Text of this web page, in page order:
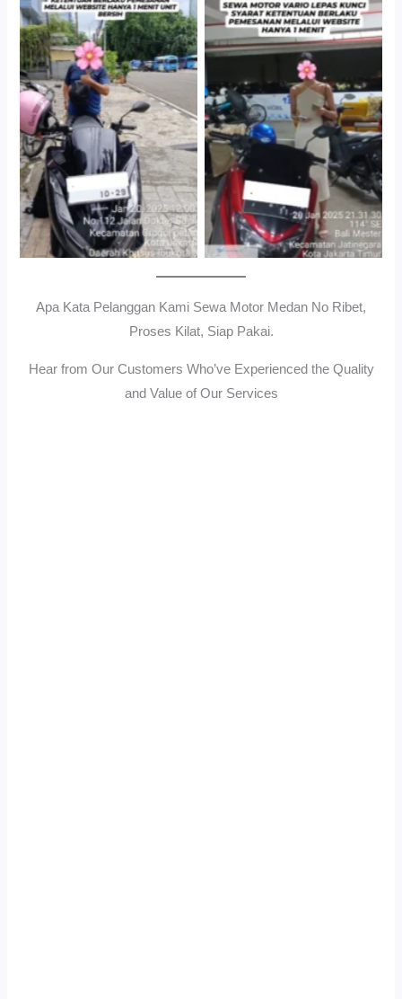
Antar Jemput Kendaraan
Cityplaza Jatinegara
Gedung Parkir P6ASewa
Motor Medan Sunggal No
Ribet, Proses Kilat, Siap
Pakai.
Apa Kata Pelanggan Kami Sewa Motor Medan No Ribet,
Proses Kilat, Siap Pakai.
Hear from Our Customers Who’ve Experienced the Quality
and Value of Our Services